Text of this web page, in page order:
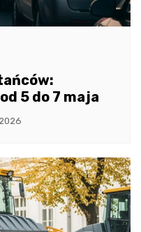
5 do 7 maja